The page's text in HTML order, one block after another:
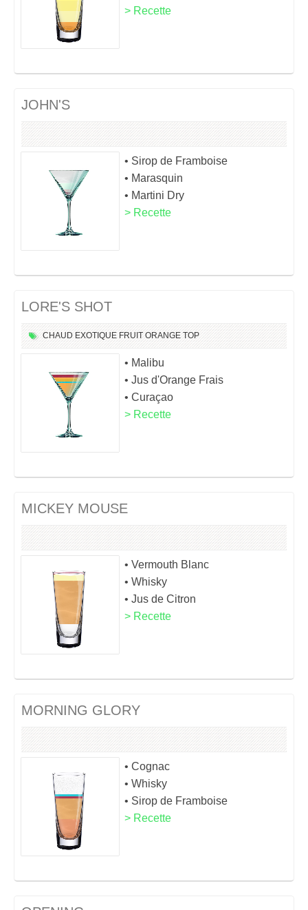
> Recette
JOHN'S
• Sirop de Framboise
• Marasquin
• Martini Dry
> Recette
LORE'S SHOT
CHAUD EXOTIQUE FRUIT ORANGE TOP
• Malibu
• Jus d'Orange Frais
• Curaçao
> Recette
MICKEY MOUSE
• Vermouth Blanc
• Whisky
• Jus de Citron
> Recette
MORNING GLORY
• Cognac
• Whisky
• Sirop de Framboise
> Recette